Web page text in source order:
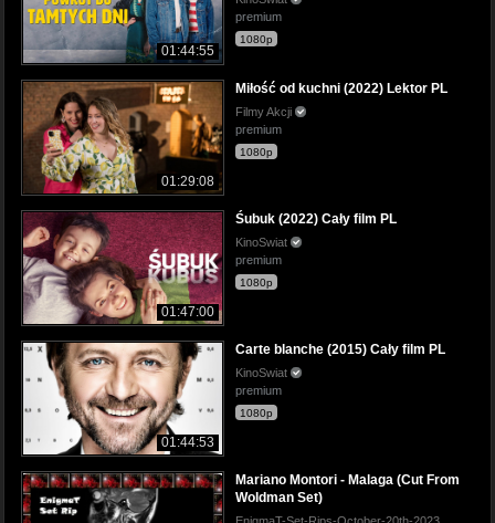
01:44:55
premium
1080p
01:29:08
Miłość od kuchni (2022) Lektor PL
Filmy Akcji
premium
1080p
01:47:00
Śubuk (2022) Cały film PL
KinoSwiat
premium
1080p
01:44:53
Carte blanche (2015) Cały film PL
KinoSwiat
premium
1080p
Mariano Montori - Malaga (Cut From
Woldman Set)